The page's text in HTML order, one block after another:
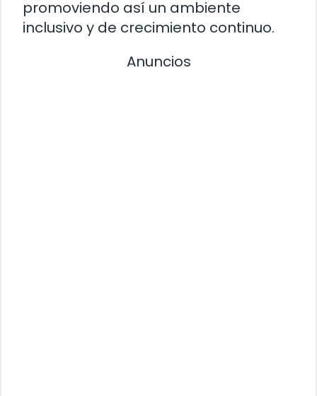
promoviendo así un ambiente
inclusivo y de crecimiento continuo.
Anuncios